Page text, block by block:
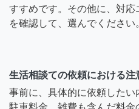
すすめです。その他に、対
を確認して、選んでください
生活相談ての依頼における注
事前に、具体的に依頼した
駐車料金、雑費も含んだ料金